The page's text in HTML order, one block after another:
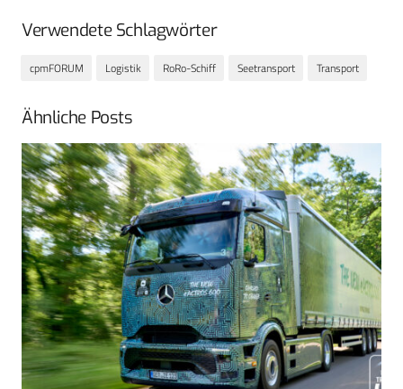
Verwendete Schlagwörter
cpmFORUM Logistik RoRo-Schiff Seetransport Transport
Ähnliche Posts